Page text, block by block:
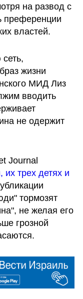
на развод с
преференции
властей.
жизни
МИД Лиз
вводить
не одержит
их трех детях и
тормозят
не желая его
грозной